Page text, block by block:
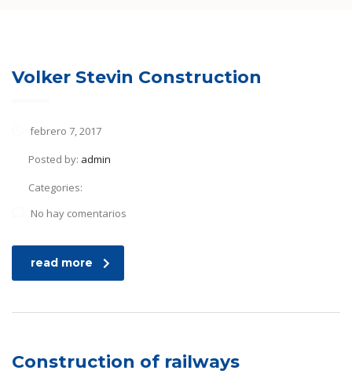
Volker Stevin Construction
febrero 7, 2017
Posted by: admin
Categories:
No hay comentarios
read more
Construction of railways